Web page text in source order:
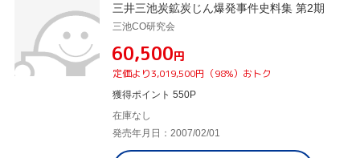
三井三池炭鉱炭じん爆発事件史料集 第2期
三池CO研究会
¥60,500円
定価より3,019,500円（98%）おトク
獲得ポイント 550P
在庫なし
発売年月日：2007/02/01